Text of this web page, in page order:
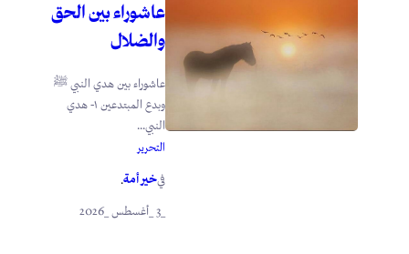
عاشوراء بين الحق
والضلال
عاشوراء بين هدي النبي ﷺ
وبدع المبتدعين ١- هدي
النبي...
التحرير
فيخير أمة.